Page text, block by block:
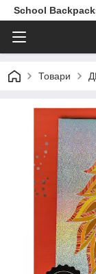
School
Товари